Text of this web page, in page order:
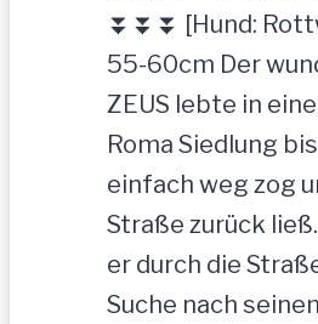
⏬⏬⏬ [Hund:
55-60cm Der
ZEUS lebte in
Roma Siedlung
einfach weg zog
Straße zurück
er durch die
Suche nach